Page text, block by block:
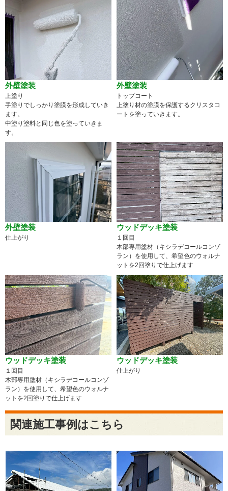
外壁塗装
上塗り
手塗りでしっかり塗膜を形成していき
ます。
中塗り塗料と同じ色を塗っていきま
す。
外壁塗装
トップコート
上塗り材の塗膜を保護するクリスタコ
ートを塗っていきます。
外壁塗装
仕上がり
ウッドデッキ塗装
１回目
木部専用塗材（キシラデコールコンゾ
ラン）を使用して、希望色のウォルナ
ットを2回塗りで仕上げます
ウッドデッキ塗装
１回目
木部専用塗材（キシラデコールコンゾ
ラン）を使用して、希望色のウォルナ
ットを2回塗りで仕上げます
ウッドデッキ塗装
仕上がり
関連施工事例はこちら